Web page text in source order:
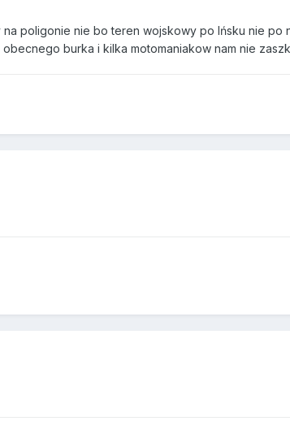
poligonie nie bo teren wojskowy po Ińsku nie po
burka i kilka motomaniakow nam nie